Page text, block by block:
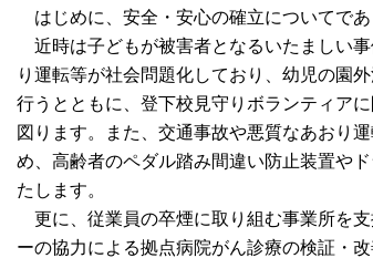
はじめに、安全・安心の確立についてであ
近時は子どもが被害者となるいたましい
り運転等が社会問題化しており、幼児の園
行うとともに、登下校見守りボランティア
図ります。また、交通事故や悪質なあおり
め、高齢者のペダル踏み間違い防止装置や
たします。
更に、従業員の卒煙に取り組む事業所を
ーの協力による拠点病院がん診療の検証・